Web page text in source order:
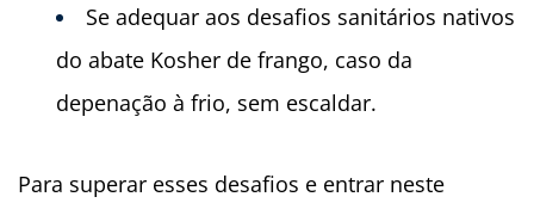
Se adequar aos desafios sanitários nativos
do abate Kosher de frango, caso da
depenação à frio, sem escaldar.
Para superar esses desafios e entrar neste